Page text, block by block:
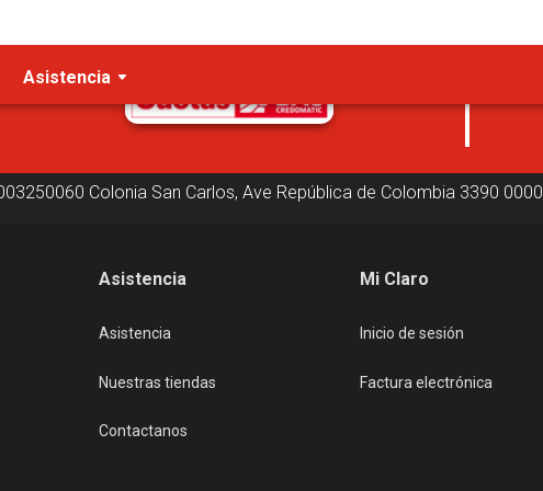
Asistencia
Colonia San Carlos, Ave República de Colombia 3390 0000
Asistencia
Asistencia
Nuestras tiendas
Contactanos
Mi Claro
Inicio de sesión
Factura electrónica